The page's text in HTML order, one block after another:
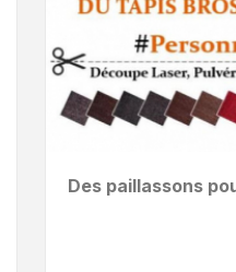
Des paillassons